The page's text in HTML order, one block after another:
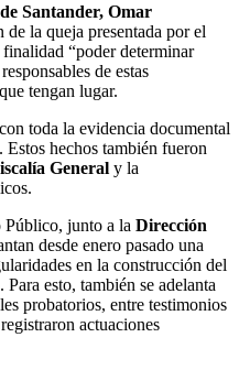
Santander, Omar
la queja presentada por el
“poder determinar
de estas
tengan lugar.
toda la evidencia documental
hechos también fueron
General y la
Público, junto a la Dirección
desde enero pasado una
en la construcción del
esto, también se adelanta
probatorios, entre testimonios
actuaciones